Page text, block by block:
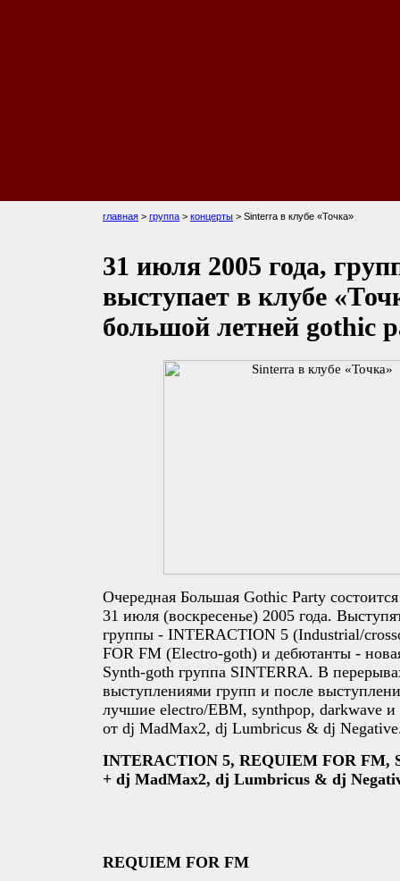
главная > группа > концерты > Sinterra в клубе «Точка»
31 июля 2005 года,
выступает в клубе
большой летней gothic
Очередная Большая Gothic Party
31 июля (воскресенье) 2005 года.
группы - INTERACTION 5 (Industrial/
FOR FM (Electro-goth) и дебютанты -
Synth-goth группа SINTERRA. В
выступлениями групп и после
лучшие electro/EBM, synthpop, darkwave
от dj MadMax2, dj Lumbricus & dj
INTERACTION 5, REQUIEM FOR FM,
+ dj MadMax2, dj Lumbricus & dj
REQUIEM FOR FM